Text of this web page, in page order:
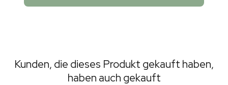
Kunden, die dieses Produkt gekauft haben,
haben auch gekauft